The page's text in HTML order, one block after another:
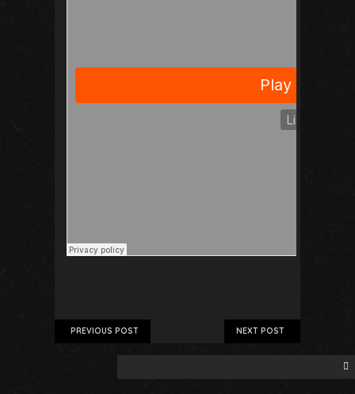
NEXT POST
PREVIOUS POST